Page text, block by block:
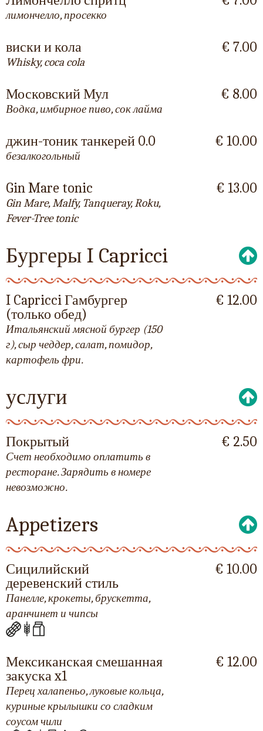
лимончелло, просекко
виски и кола
Whisky, coca cola
€ 7.00
Московский Мул
Водка, имбирное пиво, сок лайма
€ 8.00
джин-тоник танкерей 0.0
безалкогольный
€ 10.00
Gin Mare tonic
Gin Mare, Malfy, Tanqueray, Roku,
Fever-Tree tonic
€ 13.00
Бургеры I Capricci
I Capricci Гамбургер
(только обед)
Итальянский мясной бургер (150
г), сыр чеддер, салат, помидор,
картофель фри.
€ 12.00
услуги
Покрытый
Счет необходимо оплатить в
ресторане. Зарядить в номере
невозможно.
€ 2.50
Appetizers
Сицилийский
деревенский стиль
Панелле, крокеты, брускетта,
аранчинет и чипсы
€ 10.00
Мексиканская смешанная
закуска x1
Перец халапеньо, луковые кольца,
куриные крылышки со сладким
соусом чили
€ 12.00